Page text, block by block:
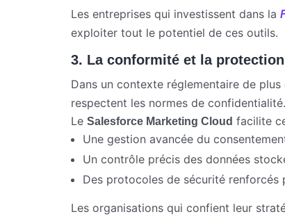
Les entreprises qui investissent dans la
exploiter tout le potentiel de ces outils.
3. La conformité et la
Dans un contexte réglementaire de
respectent les normes de confidentialité.
Le Salesforce Marketing Cloud facilite
Une gestion avancée du
Un contrôle précis des données
Des protocoles de sécurité renforcés
Les organisations qui confient leur